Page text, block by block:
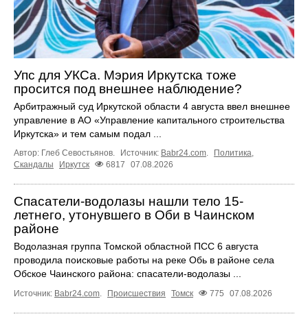
Упс для УКСа. Мэрия Иркутска тоже
просится под внешнее наблюдение?
Арбитражный суд Иркутской области 4 августа ввел внешнее
управление в АО «Управление капитального строительства
Иркутска» и тем самым подал ...
Автор: Глеб Севостьянов. Источник: Babr24.com Политика
Скандалы
Иркутск 6817 07.08.2026
Спасатели-водолазы нашли тело 15-
летнего, утонувшего в Оби в Чаинском
районе
Водолазная группа Томской областной ПСС 6 августа
проводила поисковые работы на реке Обь в районе села
Обское Чаинского района: спасатели-водолазы ...
Источник: Babr24.com. Происшествия Томск 775 07.08.2026